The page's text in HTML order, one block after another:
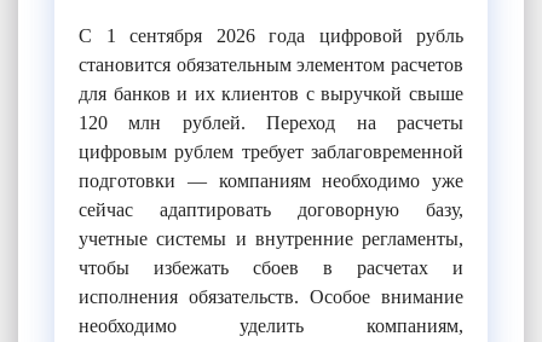
С 1 сентября 2026 года цифровой рубль
становится обязательным элементом расчетов
для банков и их клиентов с выручкой свыше
120 млн рублей. Переход на расчеты
цифровым рублем требует заблаговременной
подготовки — компаниям необходимо уже
сейчас адаптировать договорную базу,
учетные системы и внутренние регламенты,
чтобы избежать сбоев в расчетах и
исполнения обязательств. Особое внимание
необходимо уделить компаниям,